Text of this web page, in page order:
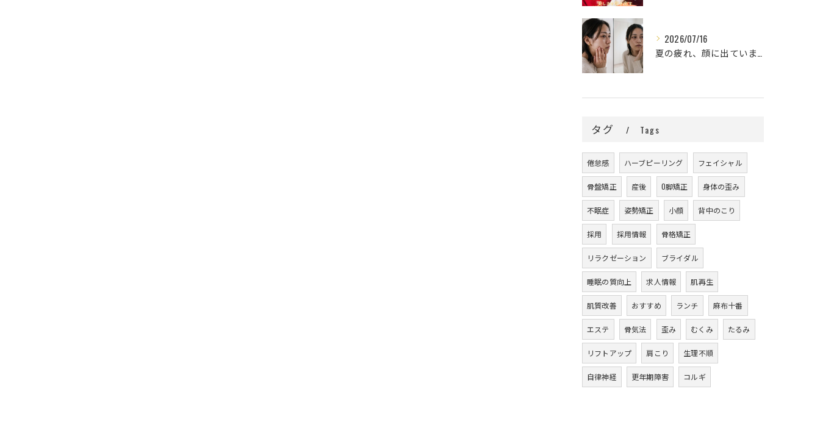
2026/07/16
夏の疲れ、顔に出ていませんか？🌿
タグ Tags
倦怠感 ハーブピーリング フェイシャル
骨盤矯正 産後 O脚矯正 身体の歪み
不眠症 姿勢矯正 小顔 背中のこり
採用 採用情報 骨格矯正
リラクゼーション ブライダル
睡眠の質向上 求人情報 肌再生
肌質改善 おすすめ ランチ 麻布十番
エステ 骨気法 歪み むくみ たるみ
リフトアップ 肩こり 生理不順
自律神経 更年期障害 コルギ